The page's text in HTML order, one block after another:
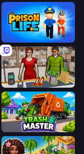
Prison Life
Shop Master 3D
Trash Master